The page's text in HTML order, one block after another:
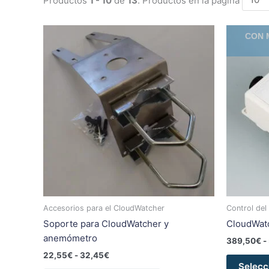
Accesorios para el CloudWatcher
Soporte para CloudWatcher y
anemómetro
22,55€ -32,45€
de
precios:
desde
22,55€
hasta
32,45€
tiene
múltiples
variantes.
Las
opciones
se
pueden
en
la
página
CON
Control del
389,50€ -